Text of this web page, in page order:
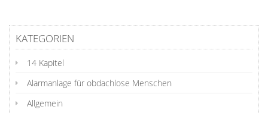
KATEGORIEN
14 Kapitel
Alarmanlage für obdachlose Menschen
Allgemein